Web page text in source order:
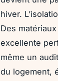
hiver.
Des
excellente
même un
du logement,